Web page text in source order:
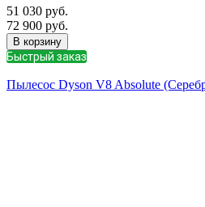
51 030 руб.
72 900 руб.
В корзину
Быстрый заказ
Пылесос Dyson V8 Absolute